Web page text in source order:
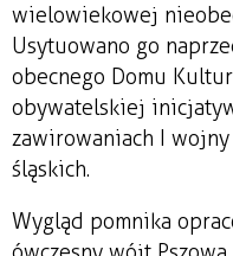
wielowiekowej
Usytuowano go
obecnego Domu
obywatelskiej
zawirowaniach I
śląskich.
Wygląd pomnika